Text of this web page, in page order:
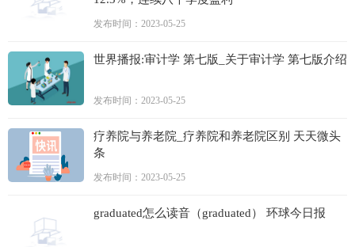
发布时间：2023-05-25
世界播报:审计学 第七版_关于审计学 第七版介绍
发布时间：2023-05-25
疗养院与养老院_疗养院和养老院区别 天天微头
条
发布时间：2023-05-25
graduated怎么读音（graduated） 环球今日报